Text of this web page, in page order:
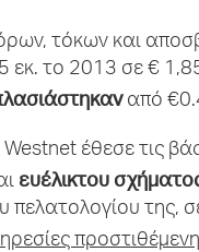
τόκων και
εκ. το 2013 σε €
από
έθεσε τις
ευέλικτου
πελατολογίου της,